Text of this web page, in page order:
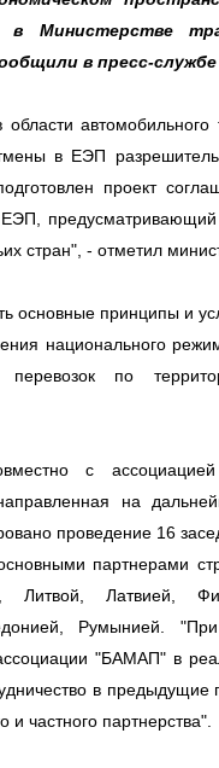
Министерстве
в пресс-
в ЕЭП
проект
ЕЭП,
стран", - отметил
основные принципы и
национального
перевозок по
с
на
проведение 16
партнерами
Литвой, Латвией,
Румынией.
"БАМАП" в
в предыдущие
и частного партнерства".